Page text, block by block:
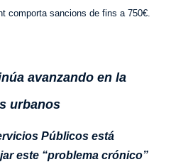
comporta sancions de fins a 750€.
avanzando en la
urbanos
Públicos está
este “problema crónico”